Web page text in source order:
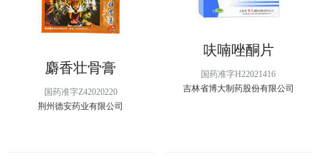
麝香壮骨膏
国药准字Z42020220
荆州德安药业有限公司
呋喃唑酮片
国药准字H22021416
吉林省博大制药股份有限公司